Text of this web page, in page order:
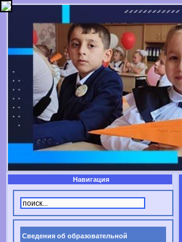
Навигация
Сведения об образовательной